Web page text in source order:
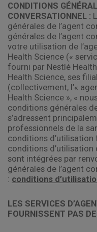
CONDITIONS
CONVERSATIONNEL :
générales de l’agent
générales de l’agent
votre utilisation de
Health Science («
fourni par Nestlé
Health Science, ses
(collectivement, l’«
Health Science », «
conditions générales
s’adressent
professionnels de la
conditions d’utilisation
conditions d’utilisation
sont intégrées par
générales de l’agent
: conditions
LES SERVICES
FOURNISSENT PAS